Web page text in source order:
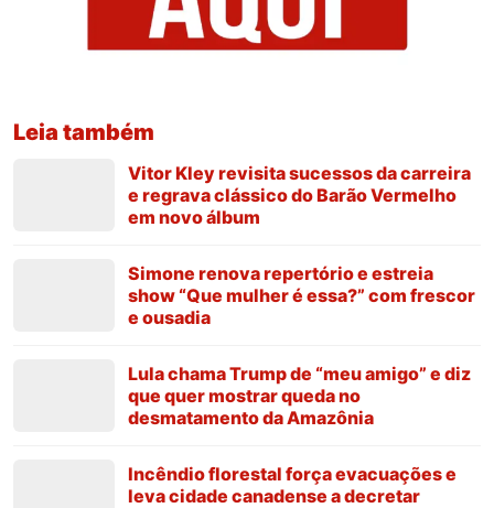
Leia também
Vitor Kley revisita sucessos da carreira
e regrava clássico do Barão Vermelho
em novo álbum
Simone renova repertório e estreia
show “Que mulher é essa?” com frescor
e ousadia
Lula chama Trump de “meu amigo” e diz
que quer mostrar queda no
desmatamento da Amazônia
Incêndio florestal força evacuações e
leva cidade canadense a decretar